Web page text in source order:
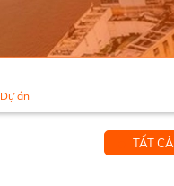
Dự án
TẤT CẢ